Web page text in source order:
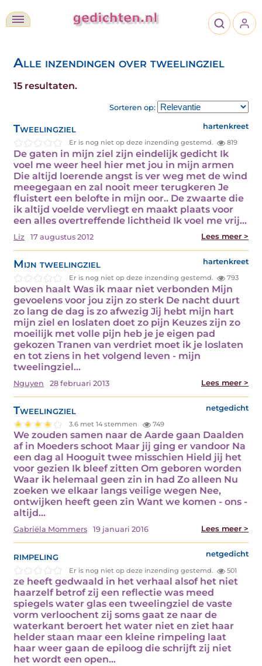
Alle inzendingen over tweelingziel
15 resultaten.
Sorteren op:
Tweelingziel hartenkreet
Er is nog niet op deze inzending gestemd. 819
De gaten in mijn ziel zijn eindelijk gedicht Ik
voel me weer heel hier met jou in mijn armen
Die altijd loerende angst is ver weg met de wind
meegegaan en zal nooit meer terugkeren Je
fluistert een belofte in mijn oor.. De zwaarte die
ik altijd voelde vervliegt en maakt plaats voor
een alles overtreffende lichtheid Ik voel me vrij…
Liz 17 augustus 2012 Lees meer >
Mijn tweelingziel hartenkreet
Er is nog niet op deze inzending gestemd. 793
boven haalt Was ik maar niet verbonden Mijn
gevoelens voor jou zijn zo sterk De nacht duurt
zo lang de dag is zo afwezig Jij hebt mijn hart
mijn ziel en loslaten doet zo pijn Keuzes zijn zo
moeilijk met volle pijn heb je je eigen pad
gekozen Tranen van verdriet moet ik je loslaten
en tot ziens in het volgend leven - mijn
tweelingziel…
Nguyen 28 februari 2013 Lees meer >
Tweelingziel netgedicht
3.6 met 14 stemmen 749
We zouden samen naar de Aarde gaan Daalden
af in Moeders schoot Maar jij ging er vandoor Na
een dag al Hooguit twee misschien Hield jij het
voor gezien Ik bleef zitten Om geboren worden
Waar ik helemaal geen zin in had Zo alleen Nu
zoeken we elkaar langs veilige wegen Nee,
ontwijken heeft geen zin Want we komen - ons -
altijd…
Gabriëla Mommers 19 januari 2016 Lees meer >
rimpeling netgedicht
Er is nog niet op deze inzending gestemd. 501
ze heeft gedwaald in het verhaal alsof het niet
haarzelf betrof zij een reflectie was meed
spiegels water glas een tweelingziel de vaste
vorm verloochent zij soms gaat ze naar de
waterkant beroert het water niet en ziet haar
helder staan maar een kleine rimpeling laat
haar weer gaan de epiloog die schrijft zij niet
het wordt een open…